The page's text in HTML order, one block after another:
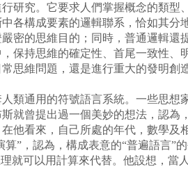
究。它要求人們掌握概念的類型
各構成要素的邏輯聯系，恰如其分
密的思維目的；同時，普通邏輯還
保持思維的確定性、首尾一致性、
思維問題，還是進行重大的發明創
通用的符號語言系統。一些思想
就曾提出過一個美妙的想法，認為
他看來，自己所處的年代，數學及
”，認為，構成表意的“普遍語言”
就可以用計算來代替。他設想，當